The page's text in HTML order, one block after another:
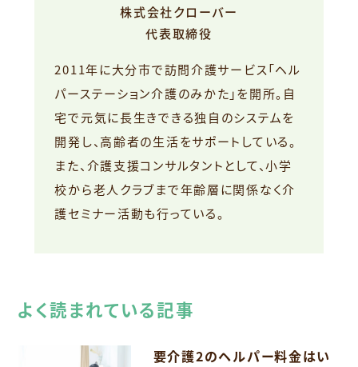
株式会社クローバー
代表取締役
2011年に大分市で訪問介護サービス「ヘル
パーステーション介護のみかた」を開所。自
宅で元気に長生きできる独自のシステムを
開発し、高齢者の生活をサポートしている。
また、介護支援コンサルタントとして、小学
校から老人クラブまで年齢層に関係なく介
護セミナー活動も行っている。
よく読まれている記事
要介護2のヘルパー料金はい